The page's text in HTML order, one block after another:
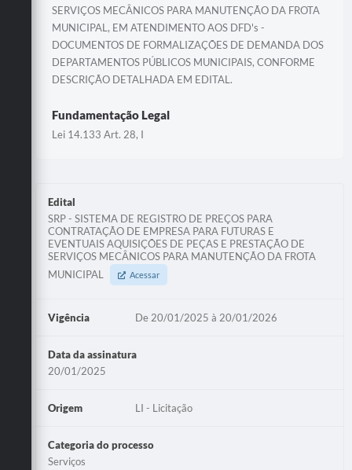
SERVIÇOS MECÂNICOS PARA MANUTENÇÃO DA FROTA
MUNICIPAL, EM ATENDIMENTO AOS DFD's -
DOCUMENTOS DE FORMALIZAÇÕES DE DEMANDA DOS
DEPARTAMENTOS PÚBLICOS MUNICIPAIS, CONFORME
DESCRIÇÃO DETALHADA EM EDITAL.
Fundamentação Legal
Lei 14.133 Art. 28, I
Edital
SRP - SISTEMA DE REGISTRO DE PREÇOS PARA
CONTRATAÇÃO DE EMPRESA PARA FUTURAS E
EVENTUAIS AQUISIÇÕES DE PEÇAS E PRESTAÇÃO DE
SERVIÇOS MECÂNICOS PARA MANUTENÇÃO DA FROTA
MUNICIPAL
Acessar
Vigência De 20/01/2025 à 20/01/2026
Data da assinatura
20/01/2025
Origem LI - Licitação
Categoria do processo
Serviços